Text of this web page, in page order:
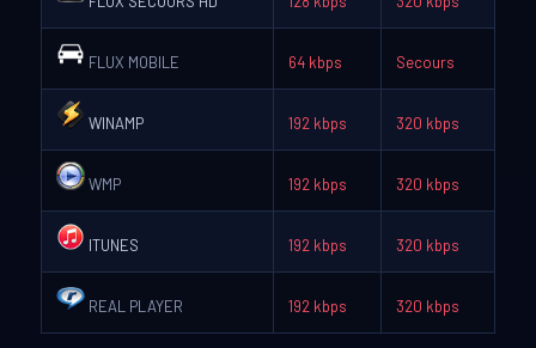
FLUX MOBILE 64 kbps Secours
WINAMP 192 kbps 320 kbps
WMP 192 kbps 320 kbps
ITUNES 192 kbps 320 kbps
REAL PLAYER 192 kbps 320 kbps